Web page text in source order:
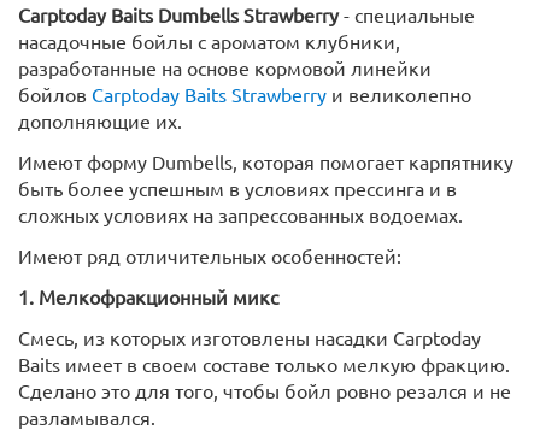
Carptoday Baits Dumbells Strawberry- специальные
насадочные бойлы с ароматом клубники,
разработанные на основе кормовой линейки
бойлов Carptoday Baits Strawberry и великолепно
дополняющие их.
Имеют форму Dumbells, которая помогает карпятнику
быть более успешным в условиях прессинга и в
сложных условиях на запрессованных водоемах.
Имеют ряд отличительных особенностей:
1. Мелкофракционный микс
Смесь, из которых изготовлены насадки Carptoday
Baits имеет в своем составе только мелкую фракцию.
Сделано это для того, чтобы бойл ровно резался и не
разламывался.